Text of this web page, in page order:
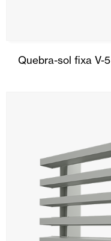
Quebra-sol fixa V-5